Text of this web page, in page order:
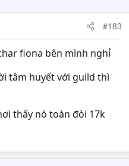
#183
fiona bên mình nghỉ
tâm huyết với guild thì
thấy nó toàn đòi 17k